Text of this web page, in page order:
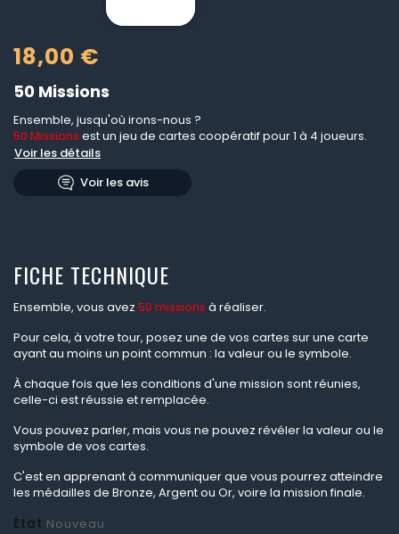
18,00 €
50 Missions
Ensemble, jusqu'où irons-nous ?
50 Missions est un jeu de cartes coopératif pour 1 à 4 joueurs.
Voir les détails
Voir les avis
FICHE TECHNIQUE
Ensemble, vous avez 50 missions à réaliser.
Pour cela, à votre tour, posez une de vos cartes sur une carte
ayant au moins un point commun : la valeur ou le symbole.
À chaque fois que les conditions d'une mission sont réunies,
celle-ci est réussie et remplacée.
Vous pouvez parler, mais vous ne pouvez révéler la valeur ou le
symbole de vos cartes.
C'est en apprenant à communiquer que vous pourrez atteindre
les médailles de Bronze, Argent ou Or, voire la mission finale.
État Nouveau